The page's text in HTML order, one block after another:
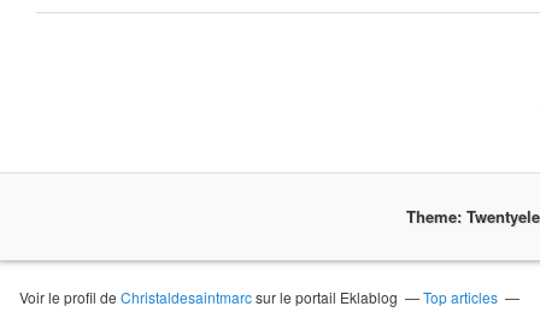
Theme:
Voir le profil deChristaldesaintmarcsur le portail Eklablog
Top articles